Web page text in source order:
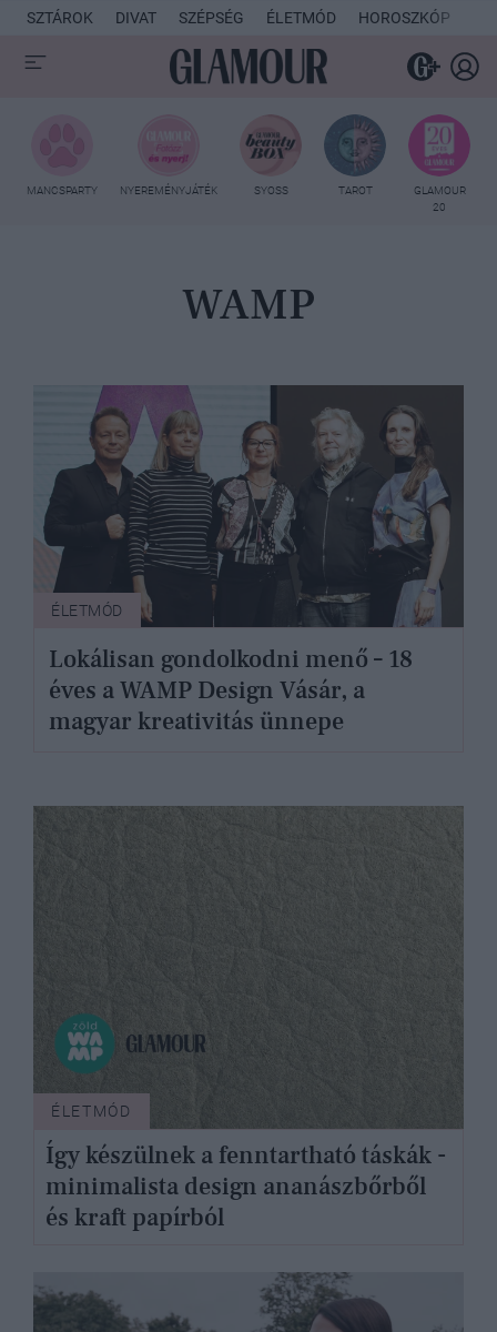
SZTÁROK DIVAT SZÉPSÉG ÉLETMÓD HOROSZKÓP
MANCSPARTY NYEREMÉNYJÁTÉK SYOSS TAROT
GLAMOUR
20
WAMP
ÉLETMÓD
Lokálisan gondolkodni menő – 18
éves a WAMP Design Vásár, a
magyar kreativitás ünnepe
ÉLETMÓD
Így készülnek a fenntartható táskák -
minimalista design ananászbőrből
és kraft papírból